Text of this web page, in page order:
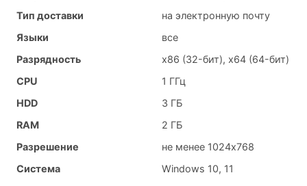
Тип доставки
на электронную почту
Языки
все
Разрядность
x86 (32-бит), x64 (64-бит)
CPU
1 ГГц
HDD
3 ГБ
RAM
2 ГБ
Разрешение
не менее 1024x768
Система
Windows 10, 11